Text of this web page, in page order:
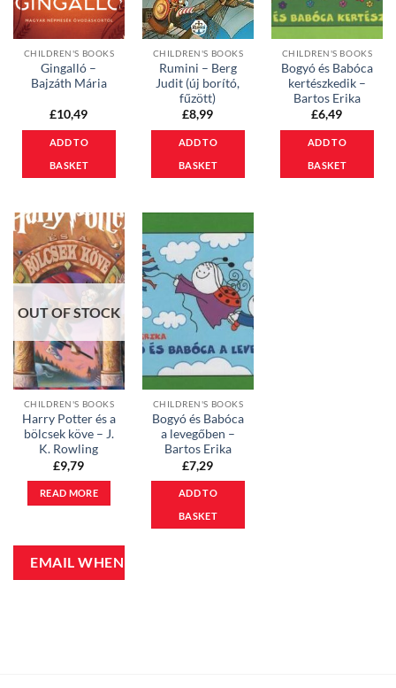
CHILDREN'S BOOKS
Gingalló –
Bajzáth Mária
£10,49
ADD TO
BASKET
CHILDREN'S BOOKS
Rumini – Berg
Judit (új borító,
fűzött)
£8,99
ADD TO
BASKET
CHILDREN'S BOOKS
Bogyó és Babóca
kertészkedik –
Bartos Erika
£6,49
ADD TO
BASKET
OUT OF STOCK
CHILDREN'S BOOKS
Harry Potter és a
bölcsek köve – J.
K. Rowling
£9,79
READ MORE
CHILDREN'S BOOKS
Bogyó és Babóca
a levegőben –
Bartos Erika
£7,29
ADD TO
BASKET